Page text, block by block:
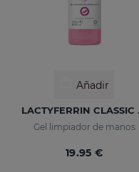
Añadir
Gel limpiador de manos
19.95 €